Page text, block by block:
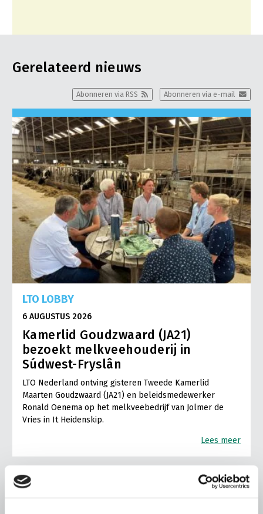
Gerelateerd nieuws
Abonneren via e-mail
Abonneren via RSS
LTO LOBBY
6 AUGUSTUS 2026
Kamerlid Goudzwaard (JA21)
bezoekt melkveehouderij in
Súdwest-Fryslân
LTO Nederland ontving gisteren Tweede Kamerlid
Maarten Goudzwaard (JA21) en beleidsmedewerker
Ronald Oenema op het melkveebedrijf van Jolmer de
Vries in It Heidenskip.
Lees meer